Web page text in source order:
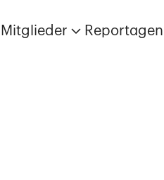
Mitglieder Reportagen